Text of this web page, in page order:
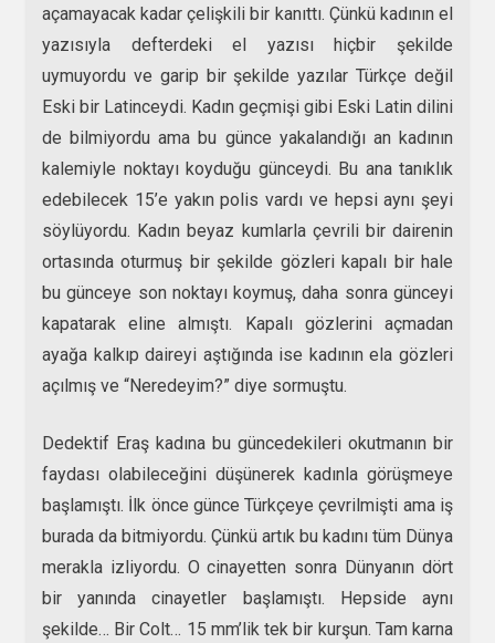
açamayacak kadar çelişkili bir kanıttı. Çünkü kadının el
yazısıyla defterdeki el yazısı hiçbir şekilde
uymuyordu ve garip bir şekilde yazılar Türkçe değil
Eski bir Latinceydi. Kadın geçmişi gibi Eski Latin dilini
de bilmiyordu ama bu günce yakalandığı an kadının
kalemiyle noktayı koyduğu günceydi. Bu ana tanıklık
edebilecek 15’e yakın polis vardı ve hepsi aynı şeyi
söylüyordu. Kadın beyaz kumlarla çevrili bir dairenin
ortasında oturmuş bir şekilde gözleri kapalı bir hale
bu günceye son noktayı koymuş, daha sonra günceyi
kapatarak eline almıştı. Kapalı gözlerini açmadan
ayağa kalkıp daireyi aştığında ise kadının ela gözleri
açılmış ve “Neredeyim?” diye sormuştu.
Dedektif Eraş kadına bu güncedekileri okutmanın bir
faydası olabileceğini düşünerek kadınla görüşmeye
başlamıştı. İlk önce günce Türkçeye çevrilmişti ama iş
burada da bitmiyordu. Çünkü artık bu kadını tüm Dünya
merakla izliyordu. O cinayetten sonra Dünyanın dört
bir yanında cinayetler başlamıştı. Hepside aynı
şekilde… Bir Colt… 15 mm’lik tek bir kurşun. Tam karna